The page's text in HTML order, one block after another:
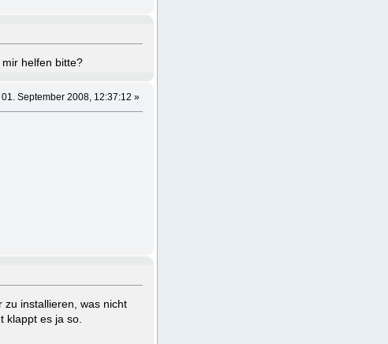
helfen bitte?
01. September 2008, 12:37:12 »
zu installieren, was nicht
klappt es ja so.